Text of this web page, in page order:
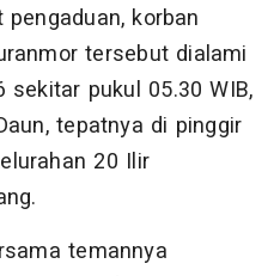
korban
tersebut dialami
pukul 05.30 WIB,
tepatnya di pinggir
20 Ilir
temannya